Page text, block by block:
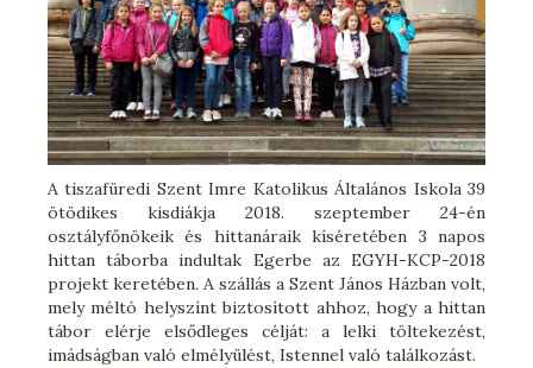
A tiszafüredi Szent Imre Katolikus Általános Iskola 39
ötödikes kisdiákja 2018. szeptember 24-én
osztályfőnökeik és hittanáraik kíséretében 3 napos
hittan táborba indultak Egerbe az EGYH-KCP-2018
projekt keretében. A szállás a Szent János Házban volt,
mely méltó helyszínt biztosított ahhoz, hogy a hittan
tábor elérje elsődleges célját: a lelki töltekezést,
imádságban való elmélyülést, Istennel való találkozást.